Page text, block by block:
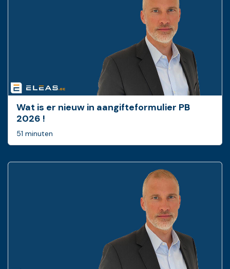
Wat is er nieuw in ­aangifteformulier PB
2026 !
51 minuten